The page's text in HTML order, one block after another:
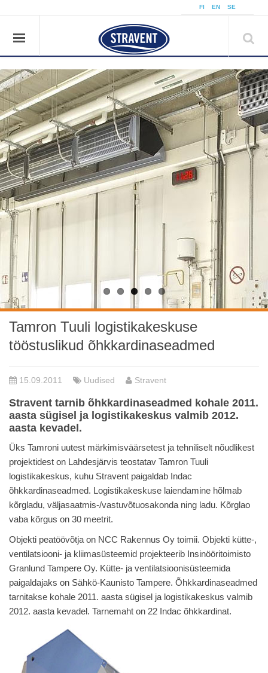
FI EN SE
Tamron Tuuli logistikakeskuse
tööstuslikud õhkkardinaseadmed
15.09.2011 Uudised Stravent
Stravent tarnib õhkkardinaseadmed kohale 2011.
aasta sügisel ja logistikakeskus valmib 2012.
aasta kevadel.
Üks Tamroni uutest märkimisväärsetest ja tehniliselt nõudlikest
projektidest on Lahdesjärvis teostatav Tamron Tuuli
logistikakeskus, kuhu Stravent paigaldab Indac
õhkkardinaseadmed. Logistikakeskuse laiendamine hõlmab
kõrgladu, väljasaatmis-/vastuvõtuosakonda ning ladu. Kõrglao
vaba kõrgus on 30 meetrit.
Objekti peatöövõtja on NCC Rakennus Oy toimii. Objekti kütte-,
ventilatsiooni- ja kliimasüsteemid projekteerib Insinööritoimisto
Granlund Tampere Oy. Kütte- ja ventilatsioonisüsteemida
paigaldajaks on Sähkö-Kaunisto Tampere. Õhkkardinaseadmed
tarnitakse kohale 2011. aasta sügisel ja logistikakeskus valmib
2012. aasta kevadel. Tarnemaht on 22 Indac õhkkardinat.